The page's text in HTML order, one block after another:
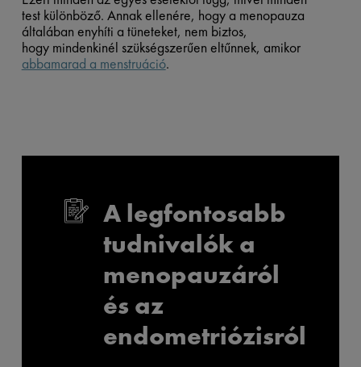
test különböző. Annak ellenére, hogy a menopauza
általában enyhíti a tüneteket, nem biztos,
hogy mindenkinél szükségszerűen eltűnnek, amikor
abbamarad a menstruáció.
A legfontosabb
tudnivalók a
menopauzáról
és az
endometriózisról